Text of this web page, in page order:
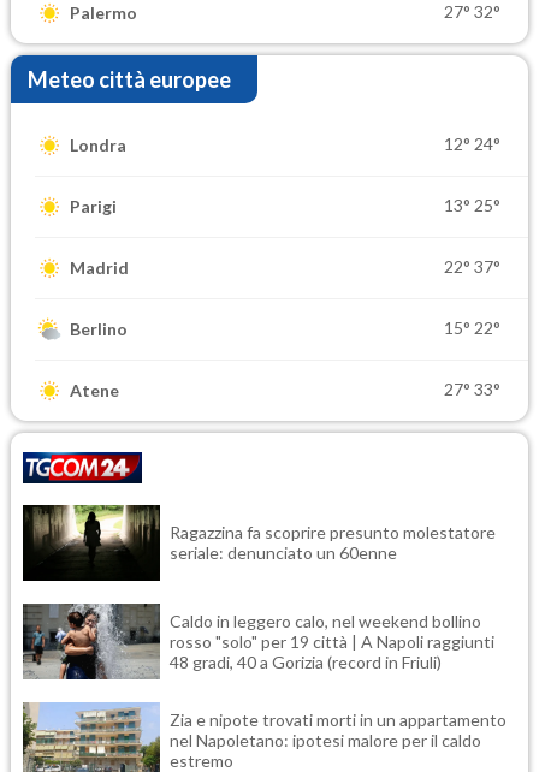
Palermo 27° 32°
Meteo città europee
Londra 12° 24°
Parigi 13° 25°
Madrid 22° 37°
Berlino 15° 22°
Atene 27° 33°
Ragazzina fa scoprire presunto molestatore
seriale: denunciato un 60enne
Caldo in leggero calo, nel weekend bollino
rosso "solo" per 19 città | A Napoli raggiunti
48 gradi, 40 a Gorizia (record in Friuli)
Zia e nipote trovati morti in un appartamento
nel Napoletano: ipotesi malore per il caldo
estremo